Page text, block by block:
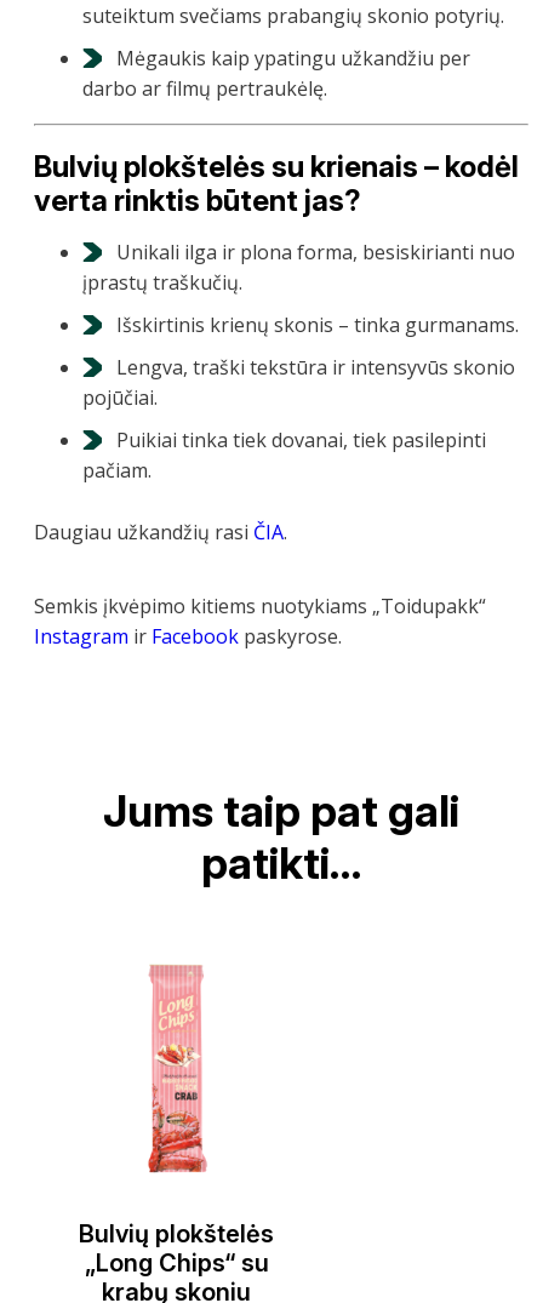
suteiktum svečiams prabangių skonio potyrių.
Mėgaukis kaip ypatingu užkandžiu per
darbo ar filmų pertraukėlę.
Bulvių plokštelės su krienais – kodėl
verta rinktis būtent jas?
Unikali ilga ir plona forma, besiskirianti nuo
įprastų traškučių.
Išskirtinis krienų skonis – tinka gurmanams.
Lengva, traški tekstūra ir intensyvūs skonio
pojūčiai.
Puikiai tinka tiek dovanai, tiek pasilepinti
pačiam.
Daugiau užkandžių rasi ČIA.
Semkis įkvėpimo kitiems nuotykiams „Toidupakk“
Instagram ir Facebook paskyrose.
Jums taip pat gali
patikti…
Bulvių plokštelės
„Long Chips“ su
krabų skoniu